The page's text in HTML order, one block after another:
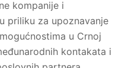
kompanije i
priliku za upoznavanje
u Crnoj
kontakata i